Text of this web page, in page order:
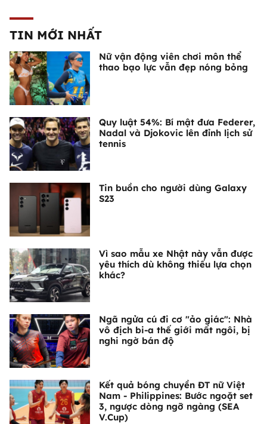
TIN MỚI NHẤT
Nữ vận động viên chơi môn thể
thao bạo lực vẫn đẹp nóng bỏng
Quy luật 54%: Bí mật đưa Federer,
Nadal và Djokovic lên đỉnh lịch sử
tennis
Tin buồn cho người dùng Galaxy
S23
Vì sao mẫu xe Nhật này vẫn được
yêu thích dù không thiếu lựa chọn
khác?
Ngã ngửa cú đi cơ "ảo giác": Nhà
vô địch bi-a thế giới mất ngôi, bị
nghi ngờ bán độ
Kết quả bóng chuyền ĐT nữ Việt
Nam - Philippines: Bước ngoặt set
3, ngược dòng ngỡ ngàng (SEA
V.Cup)